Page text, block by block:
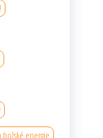
božské energie